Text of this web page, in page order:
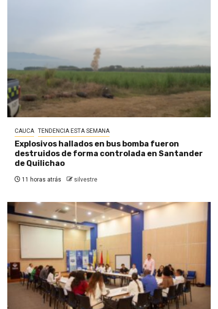
CAUCA TENDENCIA ESTA SEMANA
Explosivos hallados en bus bomba fueron
destruidos de forma controlada en Santander
de Quilichao
11 horas atrás silvestre